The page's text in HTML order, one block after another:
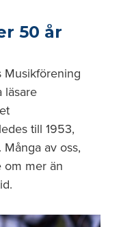
50 år
Musikförening
läsare
till 1953,
av oss,
om mer än